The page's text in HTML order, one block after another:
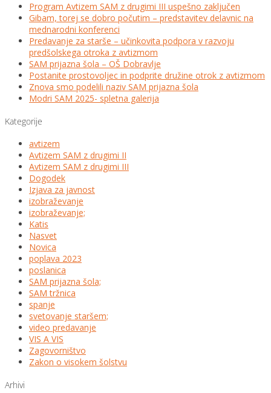
Program Avtizem SAM z drugimi III uspešno zaključen
Gibam, torej se dobro počutim – predstavitev delavnic na
mednarodni konferenci
Predavanje za starše – učinkovita podpora v razvoju
predšolskega otroka z avtizmom
SAM prijazna šola – OŠ Dobravlje
Postanite prostovoljec in podprite družine otrok z avtizmom
Znova smo podelili naziv SAM prijazna šola
Modri SAM 2025- spletna galerija
Kategorije
avtizem
Avtizem SAM z drugimi II
Avtizem SAM z drugimi III
Dogodek
Izjava za javnost
izobraževanje
izobraževanje;
Katis
Nasvet
Novica
poplava 2023
poslanica
SAM prijazna šola;
SAM tržnica
spanje
svetovanje staršem;
video predavanje
VIS A VIS
Zagovorništvo
Zakon o visokem šolstvu
Arhivi